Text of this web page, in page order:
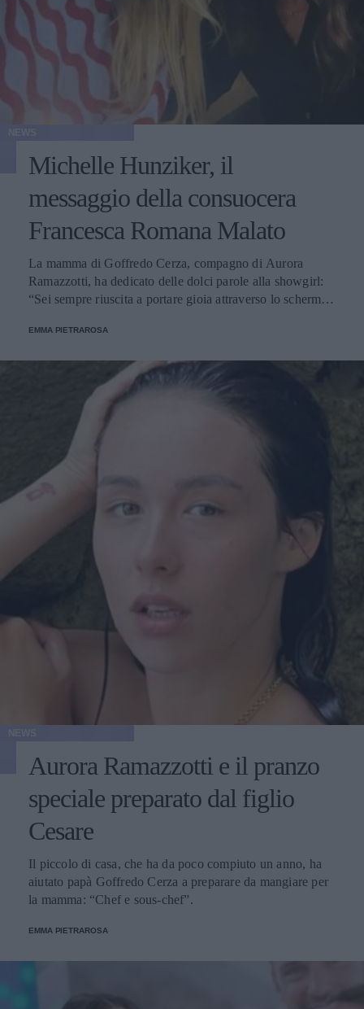
Michelle Hunziker, il
messaggio della consuocera
Francesca Romana Malato
La mamma di Goffredo Cerza, compagno di Aurora
Ramazzotti, ha dedicato delle dolci parole alla showgirl:
“Sei sempre riuscita a portare gioia attraverso lo schermo e
EMMA PIETRAROSA
Aurora Ramazzotti e il pranzo
speciale preparato dal figlio
Cesare
Il piccolo di casa, che ha da poco compiuto un anno, ha
aiutato papà Goffredo Cerza a preparare da mangiare per
la mamma: “Chef e sous-chef”.
EMMA PIETRAROSA